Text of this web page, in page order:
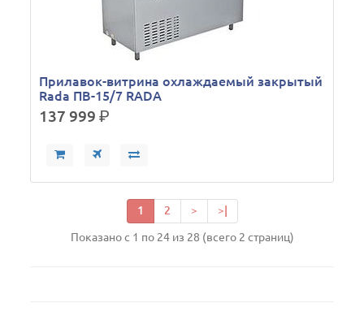
Прилавок-витрина охлаждаемый закрытый
Rada ПВ-15/7 RADA
137 999р.
1 2 > >|
Показано с 1 по 24 из 28 (всего 2 страниц)